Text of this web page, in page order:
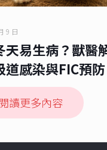
9 日
天易生病？獸醫
道感染與FIC預防
讀更多內容